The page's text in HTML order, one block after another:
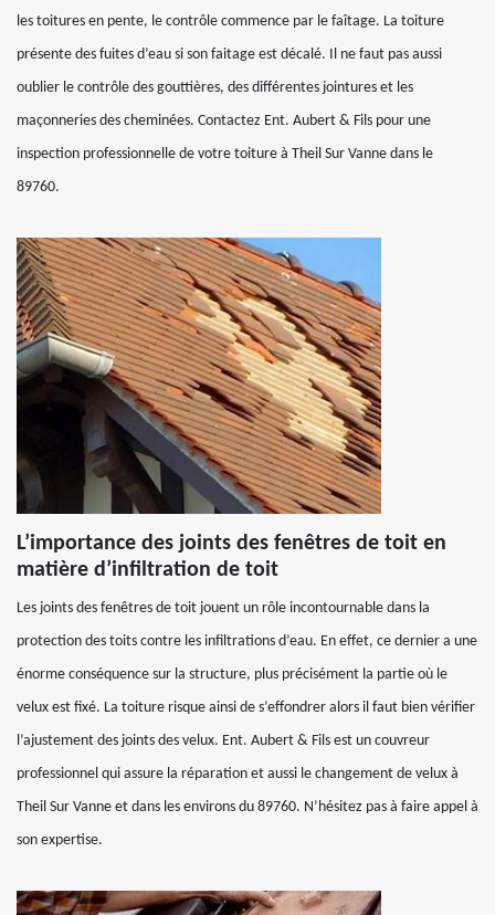
les toitures en pente, le contrôle commence par le faîtage. La toiture
présente des fuites d’eau si son faitage est décalé. Il ne faut pas aussi
oublier le contrôle des gouttières, des différentes jointures et les
maçonneries des cheminées. Contactez Ent. Aubert & Fils pour une
inspection professionnelle de votre toiture à Theil Sur Vanne dans le
89760.
L’importance des joints des fenêtres de toit en
matière d’infiltration de toit
Les joints des fenêtres de toit jouent un rôle incontournable dans la
protection des toits contre les infiltrations d’eau. En effet, ce dernier a une
énorme conséquence sur la structure, plus précisément la partie où le
velux est fixé. La toiture risque ainsi de s’effondrer alors il faut bien vérifier
l’ajustement des joints des velux. Ent. Aubert & Fils est un couvreur
professionnel qui assure la réparation et aussi le changement de velux à
Theil Sur Vanne et dans les environs du 89760. N’hésitez pas à faire appel à
son expertise.